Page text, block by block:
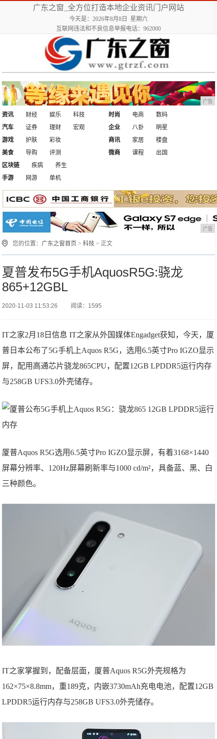
广东之窗_全方位打造本地企业资讯门户网站
今天是：2026年8月8日 星期六
互联网违法和不良信息举报电话：962000
广告
资讯 财经 娱乐
科技
汽车
证券 理财 宏观
时尚 电商
数码
企业
八卦
明星
游戏
护肤
彩妆
美食
导购 评测
商讯 家居
楼盘
微商
课程
出国
区块链
疾病
养生
手游
网游 单机
广告
您的位置： 广东之窗首页 >科技 > 正文
夏普发布5G手机AquosR5G:骁龙
865+12GBL
2020-11-03 11:53:26 阅读：1595
IT之家2月18日信息 IT之家从外国媒体Engadget获知，今天，厦
普日本公布了5G手机上Aquos R5G，选用6.5英寸Pro IGZO显示
屏，配用高通芯片骁龙865CPU，配置12GB LPDDR5运行内存
与258GB UFS3.0外壳储存。
厦普Aquos R5G选用6.5英寸Pro IGZO显示屏，有着3168×1440
屏幕分辨率、120Hz屏幕刷新率与1000 cd/m²，具备蓝、黑、白
三种颜色。
IT之家掌握到，配备层面，厦普Aquos R5G外壳规格为
162×75×8.8mm，重189克，内嵌3730mAh充电电池，配置12GB
LPDDR5运行内存与258GB UFS3.0外壳储存。